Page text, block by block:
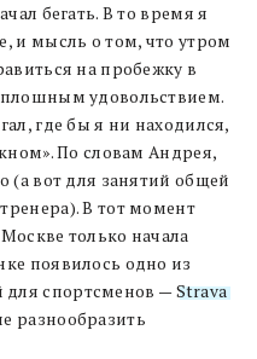
бегать. В то время я
и мысль о том, что утром
на пробежку в
удовольствием.
где бы я ни находился,
По словам Андрея,
(а вот для занятий общей
В тот момент
только начала
появилось одно из
спортсменов —Strava
разнообразить